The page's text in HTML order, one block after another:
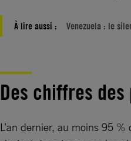
À lire aussi : Venezuela : le
Des chiffres
L’an dernier, au moins 95